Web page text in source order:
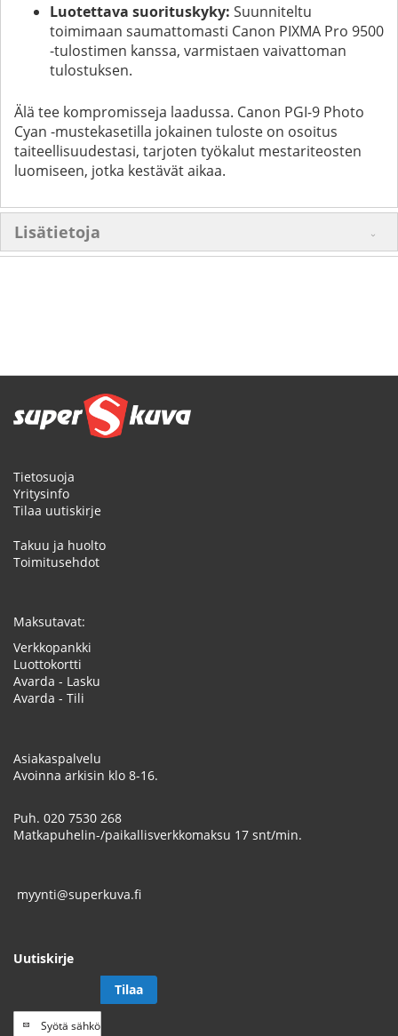
Luotettava suorituskyky: Suunniteltu
toimimaan saumattomasti Canon PIXMA Pro 9500
-tulostimen kanssa, varmistaen vaivattoman
tulostuksen.
Älä tee kompromisseja laadussa. Canon PGI-9 Photo
Cyan -mustekasetilla jokainen tuloste on osoitus
taiteellisuudestasi, tarjoten työkalut mestariteosten
luomiseen, jotka kestävät aikaa.
Lisätietoja
Tietosuoja
Yritysinfo
Tilaa uutiskirje
Takuu ja huolto
Toimitusehdot
Maksutavat:
Verkkopankki
Luottokortti
Avarda - Lasku
Avarda - Tili
Asiakaspalvelu
Avoinna arkisin klo 8-16.
Puh. 020 7530 268
Matkapuhelin-/paikallisverkkomaksu 17 snt/min.
myynti@superkuva.fi
Uutiskirje
Tilaa
Tilaa